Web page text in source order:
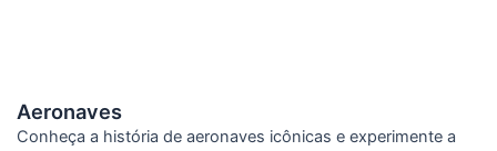
Aeronaves
Conheça a história de aeronaves icônicas e experimente a